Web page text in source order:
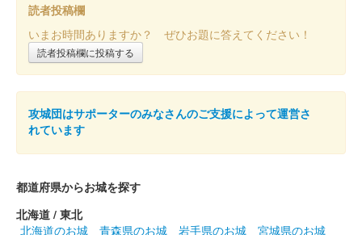
読者投稿欄
いまお時間ありますか？ ぜひお題に答えてください！
読者投稿欄に投稿する
攻城団はサポーターのみなさんのご支援によって運営さ
れています
都道府県からお城を探す
北海道 / 東北
北海道のお城
青森県のお城 岩手県のお城
宮城県のお城